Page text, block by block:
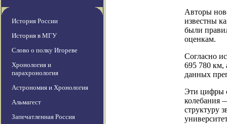
История России
История в МГУ
Слово о полку Игореве
Хронология и
парахронология
Астрономия и Хронология
Альмагест
Запечатленная Россия
Авторы
известны
были
оценкам.
Согласно
695 780 км,
данных
Эти цифры
колебания
структуру